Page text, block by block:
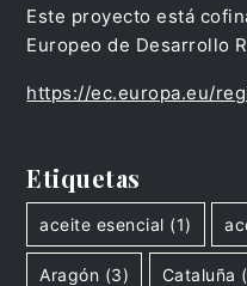
Este proyecto está
Europeo de Desarrollo
https://ec.europa.eu/
Etiquetas
aceite esencial (1)
Aragón (3) Cataluña